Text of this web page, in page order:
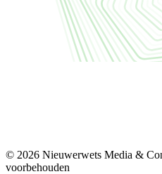
© 2026 Nieuwerwets Media &
voorbehouden